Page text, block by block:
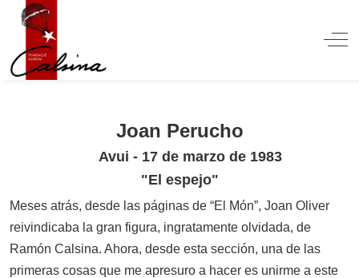
Off-
Joan Perucho
Avui - 17 de marzo de 1983
"El espejo"
Meses atrás, desde las páginas de “El Món”, Joan Oliver
reivindicaba la gran figura, ingratamente olvidada, de
Ramón Calsina. Ahora, desde esta sección, una de las
primeras cosas que me apresuro a hacer es unirme a este